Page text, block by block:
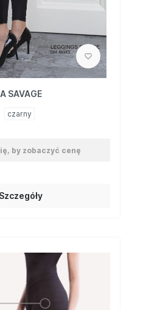
SAVAGE
czarny
by zobaczyć cenę
Szczegóły